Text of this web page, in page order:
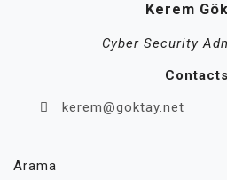
Kerem
Cyber Security
kerem@goktay.net
Arama